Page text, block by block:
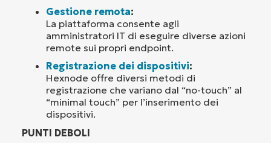
Gestione remota:
La piattaforma consente agli
amministratori IT di eseguire diverse azioni
remote sui propri endpoint.
Registrazione dei dispositivi:
Hexnode offre diversi metodi di
registrazione che variano dal “no-touch” al
“minimal touch” per l’inserimento dei
dispositivi.
PUNTI DEBOLI